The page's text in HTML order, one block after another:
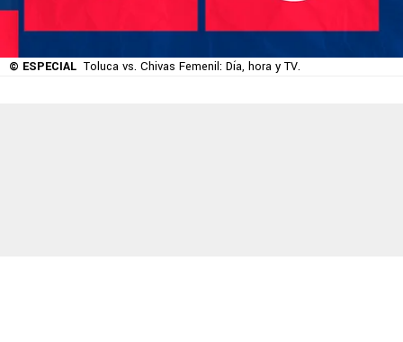
© ESPECIAL Toluca vs. Chivas Femenil: Día, hora y TV.